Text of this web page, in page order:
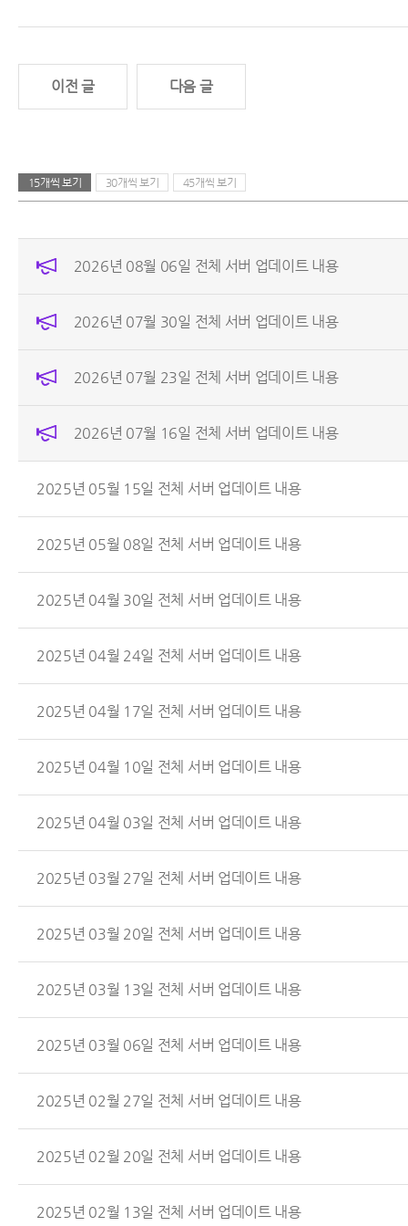
이전 글 다음 글
15개씩 보기 30개씩 보기 45개씩 보기
2026년 08월 06일 전체 서버 업데이트 내용
2026년 07월 30일 전체 서버 업데이트 내용
2026년 07월 23일 전체 서버 업데이트 내용
2026년 07월 16일 전체 서버 업데이트 내용
2025년 05월 15일 전체 서버 업데이트 내용
2025년 05월 08일 전체 서버 업데이트 내용
2025년 04월 30일 전체 서버 업데이트 내용
2025년 04월 24일 전체 서버 업데이트 내용
2025년 04월 17일 전체 서버 업데이트 내용
2025년 04월 10일 전체 서버 업데이트 내용
2025년 04월 03일 전체 서버 업데이트 내용
2025년 03월 27일 전체 서버 업데이트 내용
2025년 03월 20일 전체 서버 업데이트 내용
2025년 03월 13일 전체 서버 업데이트 내용
2025년 03월 06일 전체 서버 업데이트 내용
2025년 02월 27일 전체 서버 업데이트 내용
2025년 02월 20일 전체 서버 업데이트 내용
2025년 02월 13일 전체 서버 업데이트 내용